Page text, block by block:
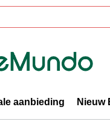
aanbieding Nieuw